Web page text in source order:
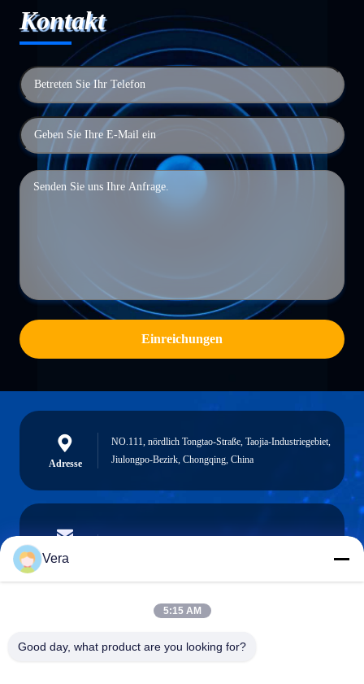
Kontakt
Einreichungen
Adresse
NO.111, nördlich Tongtao-Straße, Taojia-Industriegebiet,
Jiulongpo-Bezirk, Chongqing, China
E-Mail-Adresse
Telefon
Vera
5:15 AM
Good day, what product are you looking for?